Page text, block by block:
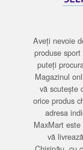
Aveți nevoie
produse
puteți
Magazinul
vă scutește
orice produs
adresa
MaxMart
vă